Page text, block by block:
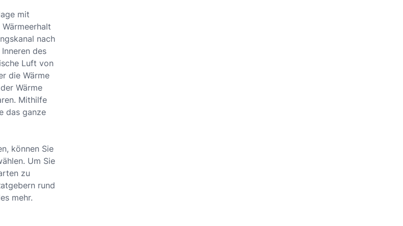
mit
nach
des
Luft von
die Wärme
Wärme
Mithilfe
das ganze
können Sie
Um Sie
zu
rund
mehr.